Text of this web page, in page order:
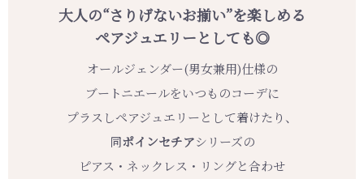
大人の“さりげないお揃い”を楽しめる
ペアジュエリーとしても◎
オールジェンダー(男女兼用)仕様の
ブートニエールをいつものコーデに
プラスしペアジュエリーとして着けたり、
同ポインセチアシリーズの
ピアス・ネックレス・リングと合わせ